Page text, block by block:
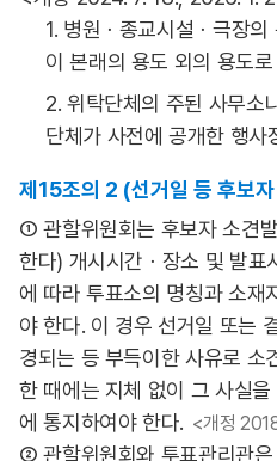
1. 병원ㆍ종교시설ㆍ극장
이 본래의 용도 외의 용도
2. 위탁단체의 주된 사무소
단체가 사전에 공개한 행사
제15조의 2 (선거일 등 후보
① 관할위원회는 후보자 소견
한다) 개시시간ㆍ장소 및 발표
에 따라 투표소의 명칭과 소재
야 한다. 이 경우 선거일 또는
경되는 등 부득이한 사유로 소
한 때에는 지체 없이 그 사실
에 통지하여야 한다. <개정
② 관할위원회와 투표관리관